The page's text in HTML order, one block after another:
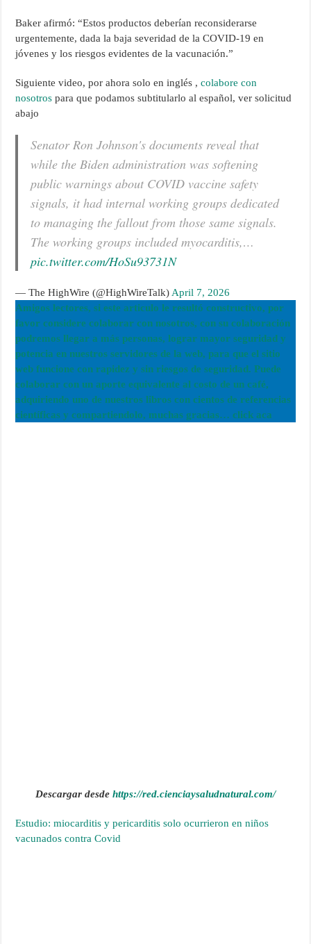
Baker afirmó: “Estos productos deberían reconsiderarse
urgentemente, dada la baja severidad de la COVID-19 en
jóvenes y los riesgos evidentes de la vacunación.”
Siguiente video, por ahora solo en inglés , colabore con
nosotros para que podamos subtitularlo al español, ver solicitud
abajo
Senator Ron Johnson's documents reveal that
while the Biden administration was softening
public warnings about COVID vaccine safety
signals, it had internal working groups dedicated
to managing the fallout from those same signals.
The working groups included myocarditis,…
pic.twitter.com/HoSu93731N
— The HighWire (@HighWireTalk) April 7, 2026
Amigos lectores, si este articulo le resultó constructivo, por
favor considere colaborar con nosotros, con su colaboración
podremos llegar a más personas, lograr mayor seguridad y
potencia en nuestros servidores de la web, para que el sitio
web funcione con rapidez y sin riesgos de seguridad. Puede
colaborar con un aporte equivalente al costo de un café,
adquiriendo uno de nuestros libros con cientos de referencias
científicas y compartiendolo, muchas gracias… click aca
Descargar desde https://red.cienciaysaludnatural.com/
Estudio: miocarditis y pericarditis solo ocurrieron en niños
vacunados contra Covid